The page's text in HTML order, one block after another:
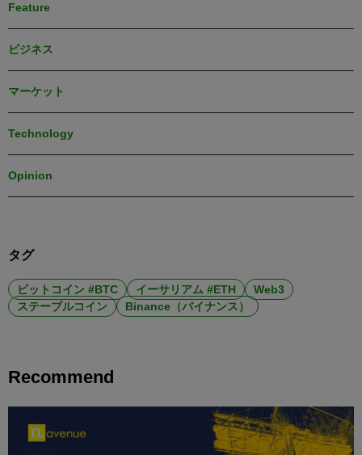
Feature
ビジネス
マーケット
Technology
Opinion
タグ
ビットコイン #BTC イーサリアム #ETH
Web3
ステーブルコイン
Binance（バイナンス）
Recommend